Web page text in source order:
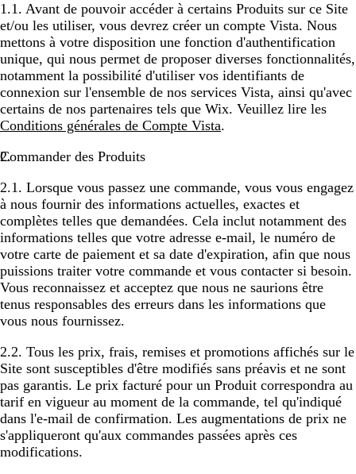
1.1. Avant de pouvoir accéder à certains Produits sur ce Site
et/ou les utiliser, vous devrez créer un compte Vista. Nous
mettons à votre disposition une fonction d'authentification
unique, qui nous permet de proposer diverses fonctionnalités,
notamment la possibilité d'utiliser vos identifiants de
connexion sur l'ensemble de nos services Vista, ainsi qu'avec
certains de nos partenaires tels que Wix. Veuillez lire les
Conditions générales de Compte Vista.
Commander des Produits
2.1. Lorsque vous passez une commande, vous vous engagez
à nous fournir des informations actuelles, exactes et
complètes telles que demandées. Cela inclut notamment des
informations telles que votre adresse e-mail, le numéro de
votre carte de paiement et sa date d'expiration, afin que nous
puissions traiter votre commande et vous contacter si besoin.
Vous reconnaissez et acceptez que nous ne saurions être
tenus responsables des erreurs dans les informations que
vous nous fournissez.
2.2. Tous les prix, frais, remises et promotions affichés sur le
Site sont susceptibles d'être modifiés sans préavis et ne sont
pas garantis. Le prix facturé pour un Produit correspondra au
tarif en vigueur au moment de la commande, tel qu'indiqué
dans l'e-mail de confirmation. Les augmentations de prix ne
s'appliqueront qu'aux commandes passées après ces
modifications.